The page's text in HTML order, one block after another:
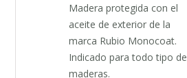
Madera protegida con el
aceite de exterior de la
marca Rubio Monocoat.
Indicado para todo tipo de
maderas.